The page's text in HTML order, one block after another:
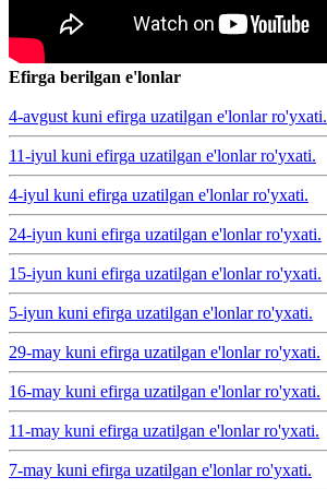
Efirga berilgan e'lonlar
4-avgust kuni efirga uzatilgan e'lonlar ro'yxati.
11-iyul kuni efirga uzatilgan e'lonlar ro'yxati.
4-iyul kuni efirga uzatilgan e'lonlar ro'yxati.
24-iyun kuni efirga uzatilgan e'lonlar ro'yxati.
15-iyun kuni efirga uzatilgan e'lonlar ro'yxati.
5-iyun kuni efirga uzatilgan e'lonlar ro'yxati.
29-may kuni efirga uzatilgan e'lonlar ro'yxati.
16-may kuni efirga uzatilgan e'lonlar ro'yxati.
11-may kuni efirga uzatilgan e'lonlar ro'yxati.
7-may kuni efirga uzatilgan e'lonlar ro'yxati.